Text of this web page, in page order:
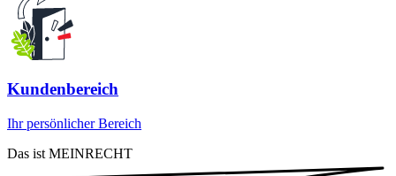
Kundenbereich
Ihr persönlicher Bereich
Das ist MEINRECHT